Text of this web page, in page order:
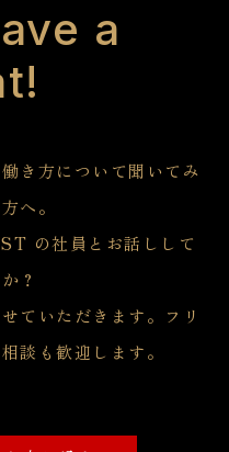
a
き方について聞いてみ
へ。
の社員とお話しして
？
ていただきます。フリ
談も歓迎します。